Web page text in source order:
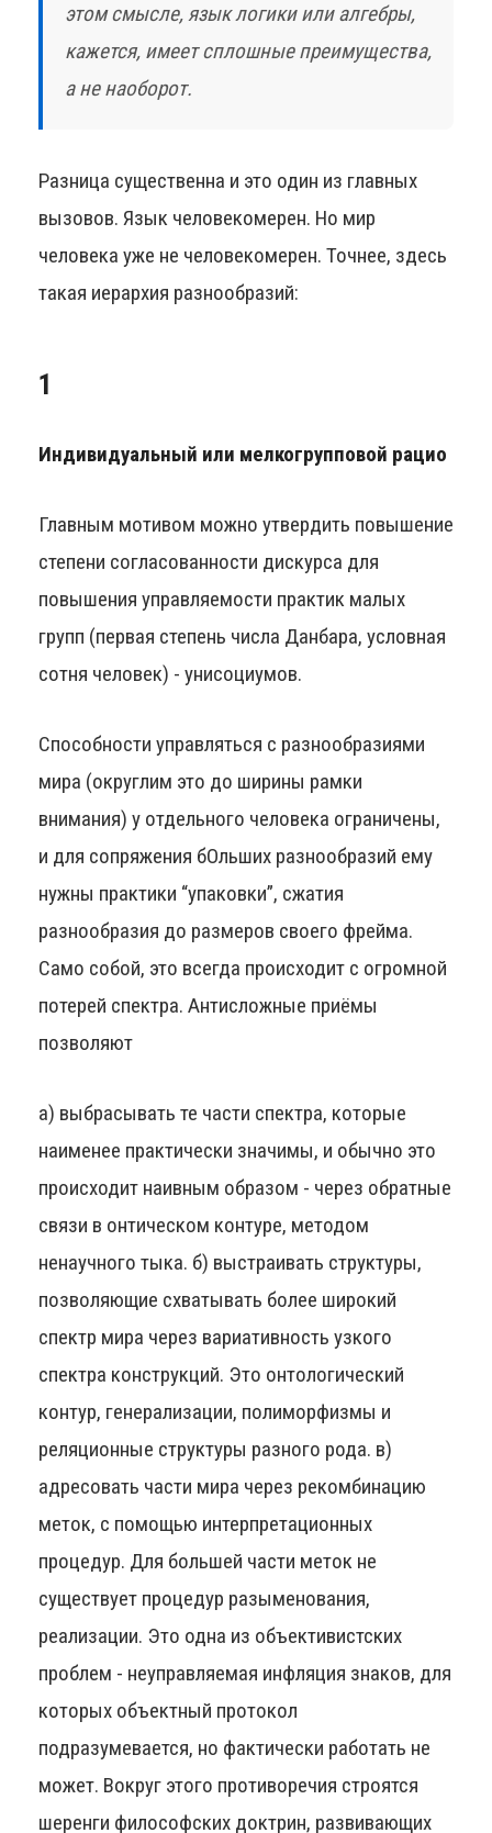
этом смысле, язык логики или алгебры,
кажется, имеет сплошные преимущества,
а не наоборот.
Разница существенна и это один из главных
вызовов. Язык человекомерен. Но мир
человека уже не человекомерен. Точнее, здесь
такая иерархия разнообразий:
1
Индивидуальный или мелкогрупповой рацио
Главным мотивом можно утвердить повышение
степени согласованности дискурса для
повышения управляемости практик малых
групп (первая степень числа Данбара, условная
сотня человек) - унисоциумов.
Способности управляться с разнообразиями
мира (округлим это до ширины рамки
внимания) у отдельного человека ограничены,
и для сопряжения бОльших разнообразий ему
нужны практики “упаковки”, сжатия
разнообразия до размеров своего фрейма.
Само собой, это всегда происходит с огромной
потерей спектра. Антисложные приёмы
позволяют
а) выбрасывать те части спектра, которые
наименее практически значимы, и обычно это
происходит наивным образом - через обратные
связи в онтическом контуре, методом
ненаучного тыка. б) выстраивать структуры,
позволяющие схватывать более широкий
спектр мира через вариативность узкого
спектра конструкций. Это онтологический
контур, генерализации, полиморфизмы и
реляционные структуры разного рода. в)
адресовать части мира через рекомбинацию
меток, с помощью интерпретационных
процедур. Для большей части меток не
существует процедур разыменования,
реализации. Это одна из объективистских
проблем - неуправляемая инфляция знаков, для
которых объектный протокол
подразумевается, но фактически работать не
может. Вокруг этого противоречия строятся
шеренги философских доктрин, развивающих